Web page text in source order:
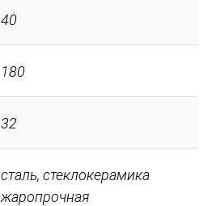
40
180
32
сталь, стеклокерамика
жаропрочная